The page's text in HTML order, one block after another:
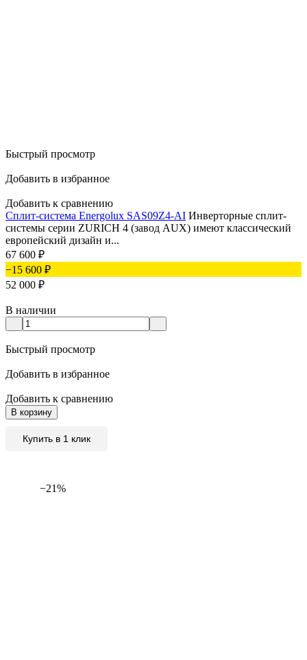
Быстрый просмотр
Добавить в избранное
Добавить к сравнению
Сплит-система Energolux SAS09Z4-AI Инверторные сплит-
системы серии ZURICH 4 (завод AUX) имеют классический
европейский дизайн и...
67 600 ₽
−15 600 ₽
52 000 ₽
В наличии
Быстрый просмотр
Добавить в избранное
Добавить к сравнению
В корзину
Купить в 1 клик
−21%